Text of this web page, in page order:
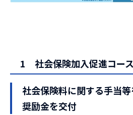
1 社会保険加入促進コース
社会保険料に関する手当
奨励金を交付